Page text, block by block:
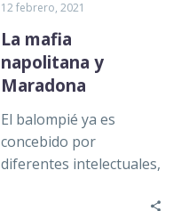
12 febrero, 2021
La mafia
napolitana y
Maradona
El balompié ya es
concebido por
diferentes intelectuales,